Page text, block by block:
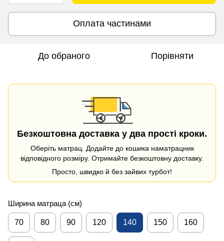
Оплата частинами
До обраного Порівняти
Безкоштовна доставка у два прості кроки.
Оберіть матрац. Додайте до кошика наматрацник
відповідного розміру. Отримайте безкоштовну доставку.
Просто, швидко й без зайвих турбот!
Ширина матраца (см)
70 80 90 120 140 150 160